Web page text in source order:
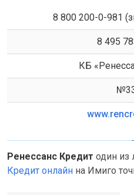
8 800 200-0-981
8 495
КБ
Ренессанс Кредит один из
Кредит онлайн на Имиго